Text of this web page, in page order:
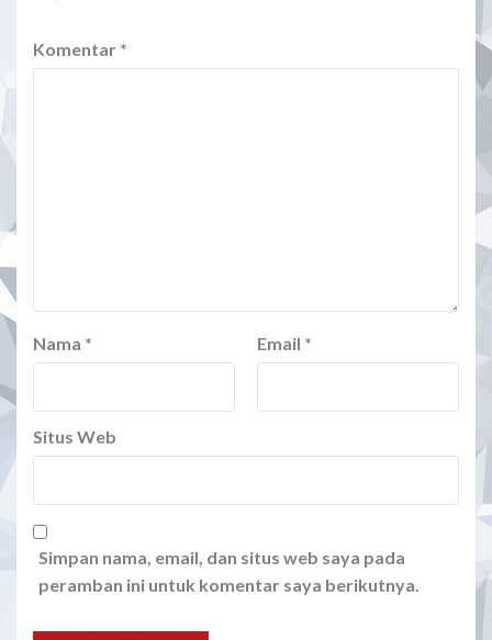
Komentar *
Nama * Email *
Situs Web
Simpan nama, email, dan situs web saya pada
peramban ini untuk komentar saya berikutnya.